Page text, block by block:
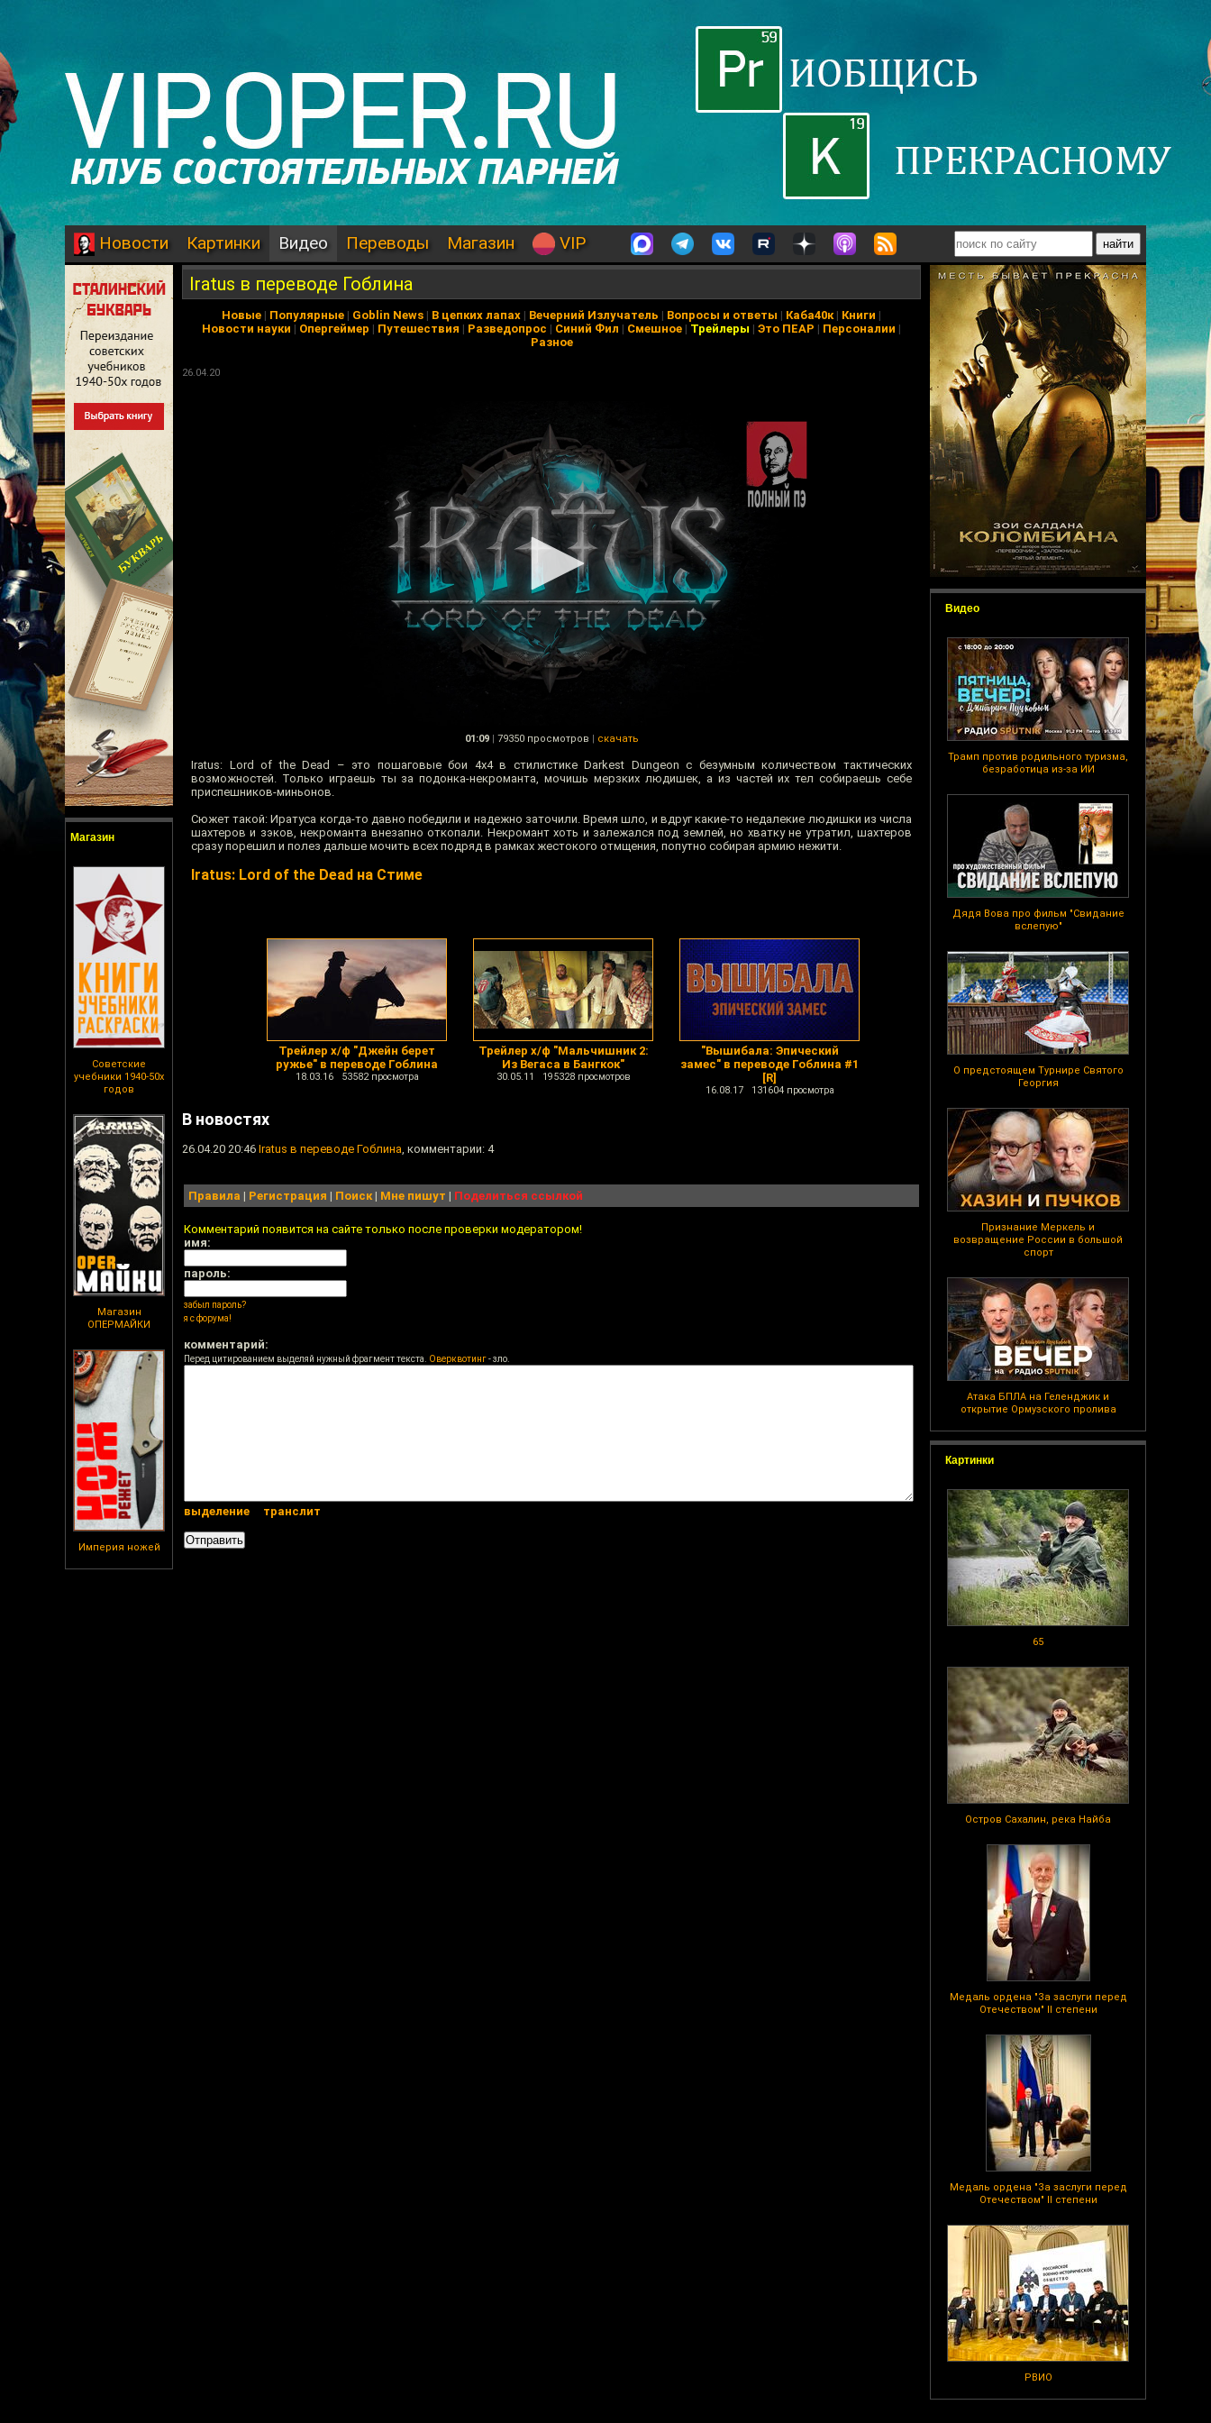
Новости Картинки Видео Переводы Магазин VIP
Магазин
Советские
учебники 1940-50х
годов
Магазин
ОПЕРМАЙКИ
Империя ножей
Видео
Трамп против родильного туризма,
безработица из-за ИИ
Дядя Вова про фильм "Свидание
вслепую"
О предстоящем Турнире Святого
Георгия
Признание Меркель и
возвращение России в большой
спорт
Атака БПЛА на Геленджик и
открытие Ормузского пролива
Картинки
65
Остров Сахалин, река Найба
Медаль ордена "За заслуги перед
Отечеством" II степени
Медаль ордена "За заслуги перед
Отечеством" II степени
РВИО
Iratus в переводе Гоблина
Новые | Популярные | Goblin News | В цепких лапах | Вечерний Излучатель | Вопросы и ответы | Каба40к| Книги |
Новости науки | Опергеймер | Путешествия | Разведопрос | Синий Фил | Смешное | Трейлеры | Это ПЕАР | Персоналии |
Разное
26.04.20
01:09 | 79350 просмотров | скачать
Iratus: Lord of the Dead – это пошаговые бои 4х4 в стилистике Darkest Dungeon с безумным количеством тактических
возможностей. Только играешь ты за подонка-некроманта, мочишь мерзких людишек, а из частей их тел собираешь себе
приспешников-миньонов.
Сюжет такой: Иратуса когда-то давно победили и надежно заточили. Время шло, и вдруг какие-то недалекие людишки из числа
шахтеров и зэков, некроманта внезапно откопали. Некромант хоть и залежался под землей, но хватку не утратил, шахтеров
сразу порешил и полез дальше мочить всех подряд в рамках жестокого отмщения, попутно собирая армию нежити.
Iratus: Lord of the Dead на Стиме
Трейлер х/ф "Джейн берет
ружье" в переводе Гоблина
18.03.16 53582 просмотра
Трейлер х/ф "Мальчишник 2:
Из Вегаса в Бангкок"
30.05.11 195328 просмотров
"Вышибала: Эпический
замес" в переводе Гоблина #1
[R]
16.08.17 131604 просмотра
В новостях
26.04.20 20:46 Iratus в переводе Гоблина, комментарии: 4
Правила | Регистрация | Поиск| Мне пишут | Поделиться ссылкой
Комментарий появится на сайте только после проверки модератором!
имя:
пароль:
забыл пароль?
я с форума!
комментарий:
Перед цитированием выделяй нужный фрагмент текста. Оверквотинг- зло.
выделение транслит